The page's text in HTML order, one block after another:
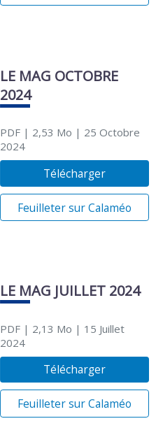
LE MAG OCTOBRE
2024
PDF| 2,53 Mo | 25 Octobre
2024
Télécharger
Feuilleter sur Calaméo
LE MAG JUILLET 2024
PDF| 2,13 Mo | 15 Juillet
2024
Télécharger
Feuilleter sur Calaméo